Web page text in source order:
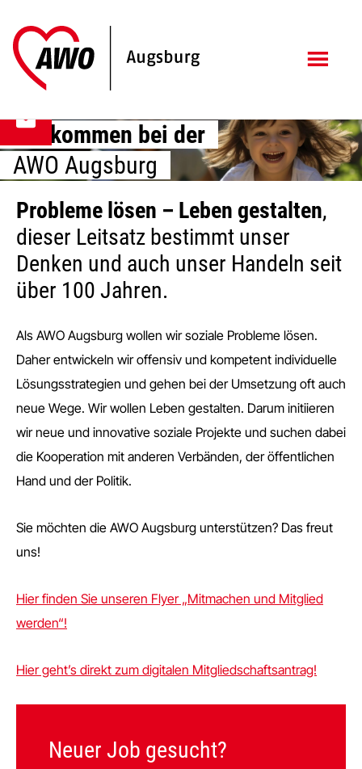
Inhalt
springen
Fußzeile
springen
Willkommen bei der
AWO Augsburg
Probleme lösen – Leben gestalten,
dieser Leitsatz bestimmt unser
Denken und auch unser Handeln seit
über 100 Jahren.
Als AWO Augsburg wollen wir soziale Probleme lösen.
Daher entwickeln wir offensiv und kompetent individuelle
Lösungsstrategien und gehen bei der Umsetzung oft auch
neue Wege. Wir wollen Leben gestalten. Darum initiieren
wir neue und innovative soziale Projekte und suchen dabei
die Kooperation mit anderen Verbänden, der öffentlichen
Hand und der Politik.
Sie möchten die AWO Augsburg unterstützen? Das freut
uns!
Hier finden Sie unseren Flyer „Mitmachen und Mitglied
werden“!
Hier geht’s direkt zum digitalen Mitgliedschaftsantrag!
Neuer Job gesucht?